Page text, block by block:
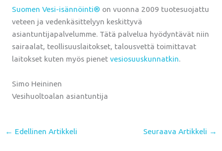
Suomen Vesi-isännöinti® on vuonna 2009 tuotesuojattu
veteen ja vedenkäsittelyyn keskittyvä
asiantuntijapalvelumme. Tätä palvelua hyödyntävät niin
sairaalat, teollisuuslaitokset, talousvettä toimittavat
laitokset kuten myös pienet vesiosuuskunnatkin.
Simo Heininen
Vesihuoltoalan asiantuntija
← Edellinen Artikkeli Seuraava Artikkeli →